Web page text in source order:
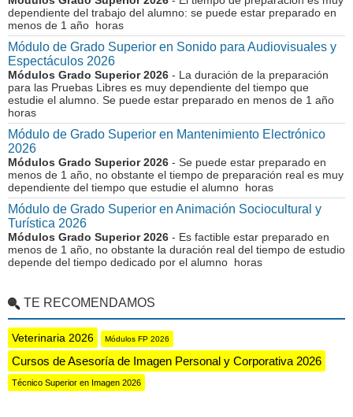
dependiente del trabajo del alumno: se puede estar preparado en
menos de 1 año horas
Módulo de Grado Superior en Sonido para Audiovisuales y
Espectáculos 2026
Módulos Grado Superior 2026 - La duración de la preparación
para las Pruebas Libres es muy dependiente del tiempo que
estudie el alumno. Se puede estar preparado en menos de 1 año
horas
Módulo de Grado Superior en Mantenimiento Electrónico
2026
Módulos Grado Superior 2026 - Se puede estar preparado en
menos de 1 año, no obstante el tiempo de preparación real es muy
dependiente del tiempo que estudie el alumno horas
Módulo de Grado Superior en Animación Sociocultural y
Turística 2026
Módulos Grado Superior 2026 - Es factible estar preparado en
menos de 1 año, no obstante la duración real del tiempo de estudio
depende del tiempo dedicado por el alumno horas
TE RECOMENDAMOS
Veterinaria 2026 Módulos FP 2026
Cursos de Asesoría de Imagen Personal y Corporativa 2026
Técnico Superior en Imagen 2026